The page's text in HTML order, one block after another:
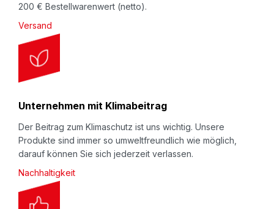
200 € Bestellwarenwert (netto).
Versand
Unternehmen mit Klimabeitrag
Der Beitrag zum Klimaschutz ist uns wichtig. Unsere
Produkte sind immer so umweltfreundlich wie möglich,
darauf können Sie sich jederzeit verlassen.
Nachhaltigkeit